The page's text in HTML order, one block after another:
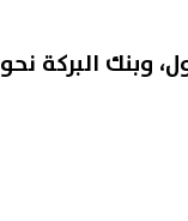
وبنك البركة نحو